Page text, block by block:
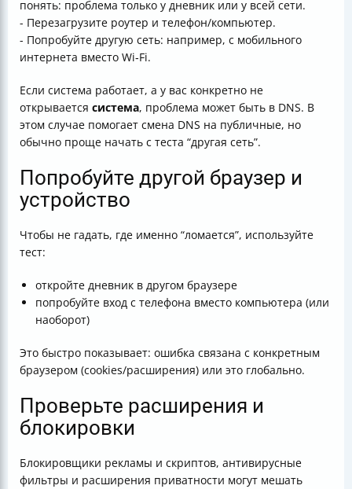
понять: проблема только у дневник или у всей сети.
- Перезагрузите роутер и телефон/компьютер.
- Попробуйте другую сеть: например, с мобильного
интернета вместо Wi‑Fi.
Если система работает, а у вас конкретно не
открывается система, проблема может быть в DNS. В
этом случае помогает смена DNS на публичные, но
обычно проще начать с теста “другая сеть”.
Попробуйте другой браузер и
устройство
Чтобы не гадать, где именно “ломается”, используйте
тест:
откройте дневник в другом браузере
попробуйте вход с телефона вместо компьютера (или
наоборот)
Это быстро показывает: ошибка связана с конкретным
браузером (cookies/расширения) или это глобально.
Проверьте расширения и
блокировки
Блокировщики рекламы и скриптов, антивирусные
фильтры и расширения приватности могут мешать